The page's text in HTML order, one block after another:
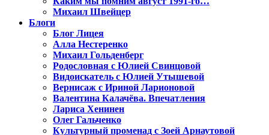
Михаил Швейцер
Блоги
Блог Лицея
Алла Нестеренко
Михаил Гольденберг
Родословная с Юлией Свинцовой
Видоискатель с Юлией Утышевой
Вернисаж с Ириной Ларионовой
Валентина Калачёва. Впечатления
Лариса Хенинен
Олег Гальченко
Культурный променад с Зоей Арнаутовой